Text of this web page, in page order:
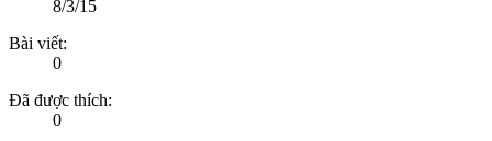
8/3/15
Bài viết:
0
Đã được thích:
0